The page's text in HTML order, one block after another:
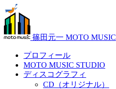
篠田元一 MOTO MUSIC
プロフィール
MOTO MUSIC STUDIO
ディスコグラフィ
CD（オリジナル）